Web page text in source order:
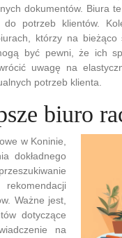
dokumentów. Biura
potrzeb klientów.
którzy na
być pewni, że ich
uwagę na
potrzeb klienta.
biuro
w Koninie,
dokładnego
Ważne jest,
dotyczące
na